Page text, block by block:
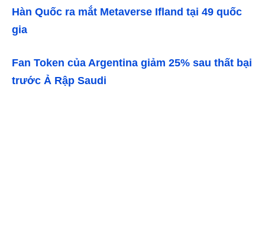
Hàn Quốc ra mắt Metaverse Ifland tại 49 quốc
gia
Fan Token của Argentina giảm 25% sau thất bại
trước Ả Rập Saudi